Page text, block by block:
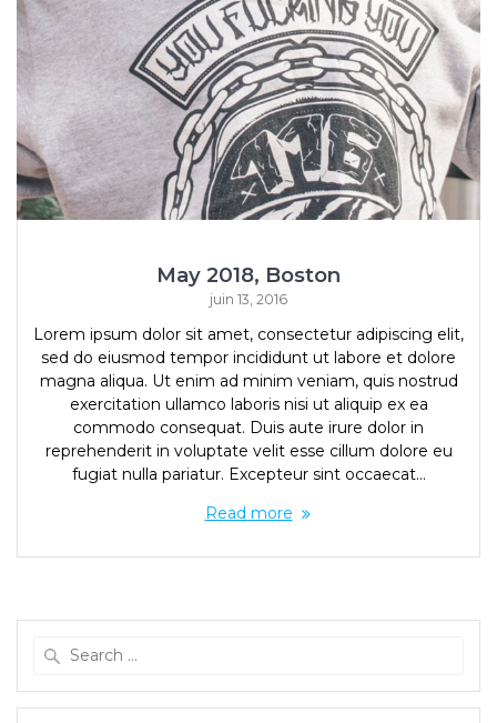
May 2018, Boston
juin 13, 2016
Lorem ipsum dolor sit amet, consectetur adipiscing elit,
sed do eiusmod tempor incididunt ut labore et dolore
magna aliqua. Ut enim ad minim veniam, quis nostrud
exercitation ullamco laboris nisi ut aliquip ex ea
commodo consequat. Duis aute irure dolor in
reprehenderit in voluptate velit esse cillum dolore eu
fugiat nulla pariatur. Excepteur sint occaecat…
Read more